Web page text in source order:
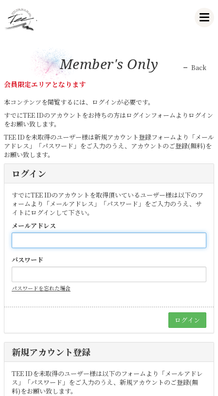
Member's Only Back
会員限定エリアとなります
本コンテンツを閲覧するには、ログインが必要です。
すでにTEE IDのアカウントをお持ちの方はログインフォームよりログイン
をお願い致します。
TEE IDを未取得のユーザー様は新規アカウント登録フォームより「メール
アドレス」「パスワード」をご入力のうえ、アカウントのご登録(無料)を
お願い致します。
ログイン
すでにTEE IDのアカウントを取得頂いているユーザー様は以下のフ
ォームより「メールアドレス」「パスワード」をご入力のうえ、サ
イトにログインして下さい。
メールアドレス
パスワード
パスワードを忘れた場合
新規アカウント登録
TEE IDを未取得のユーザー様は以下のフォームより「メールアドレ
ス」「パスワード」をご入力のうえ、新規アカウントのご登録(無
料)をお願い致します。